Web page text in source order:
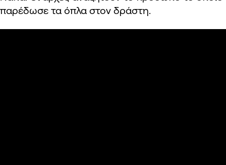
παρέδωσε τα όπλα στον δράστη.